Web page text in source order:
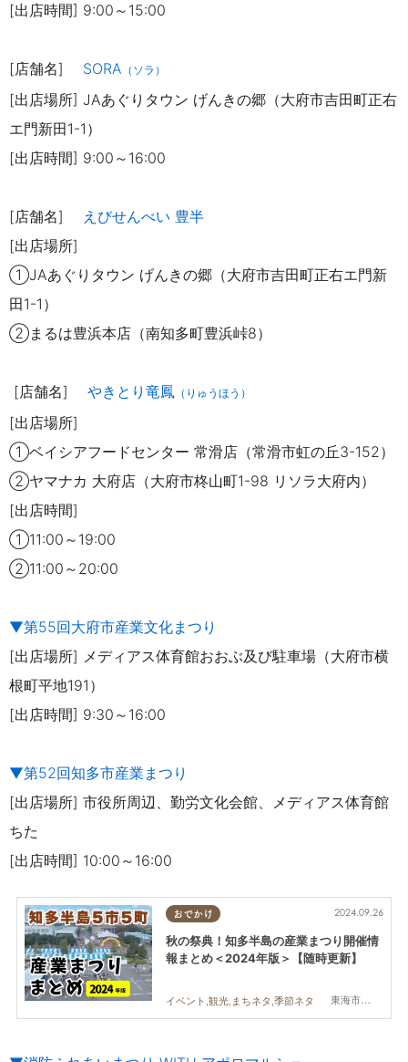
[出店時間] 9:00～15:00
[店舗名] SORA （ソラ）
[出店場所] JAあぐりタウン げんきの郷（大府市吉田町正右
エ門新田1-1）
[出店時間] 9:00～16:00
[店舗名]
えびせんべい 豊半
[出店場所]
①JAあぐりタウン げんきの郷（大府市吉田町正右エ門新
田1-1）
②まるは豊浜本店（南知多町豊浜峠8）
[店舗名] やきとり竜鳳 （りゅうほう）
[出店場所]
①ベイシアフードセンター 常滑店（常滑市虹の丘3-152）
②ヤマナカ 大府店（大府市柊山町1-98 リソラ大府内）
[出店時間]
①11:00～19:00
②11:00～20:00
▼第55回大府市産業文化まつり
[出店場所] メディアス体育館おおぶ及び駐車場（大府市横
根町平地191）
[出店時間] 9:30～16:00
▼第52回知多市産業まつり
[出店場所] 市役所周辺、勤労文化会館、メディアス体育館
ちた
[出店時間] 10:00～16:00
おでかけ
東海市,大府市,知多市,東浦町,阿久比町,半田市,常滑市,武豊町,美浜町,南知多町
2024.09.26
秋の祭典！知多半島の産業まつり開催情
報まとめ＜2024年版＞【随時更新】
イベント,観光,まちネタ,季節ネタ